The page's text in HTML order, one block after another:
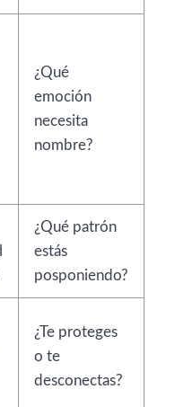
¿Qué
emoción
necesita
nombre?
¿Qué patrón
estás
posponiendo?
¿Te proteges
o te
desconectas?